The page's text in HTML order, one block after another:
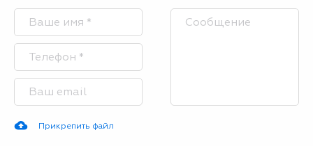
Прикрепить файл